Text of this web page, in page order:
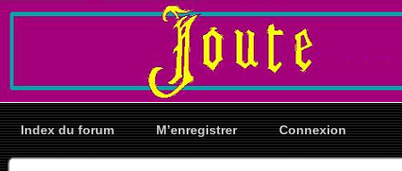
Index du forum M’enregistrer Connexion